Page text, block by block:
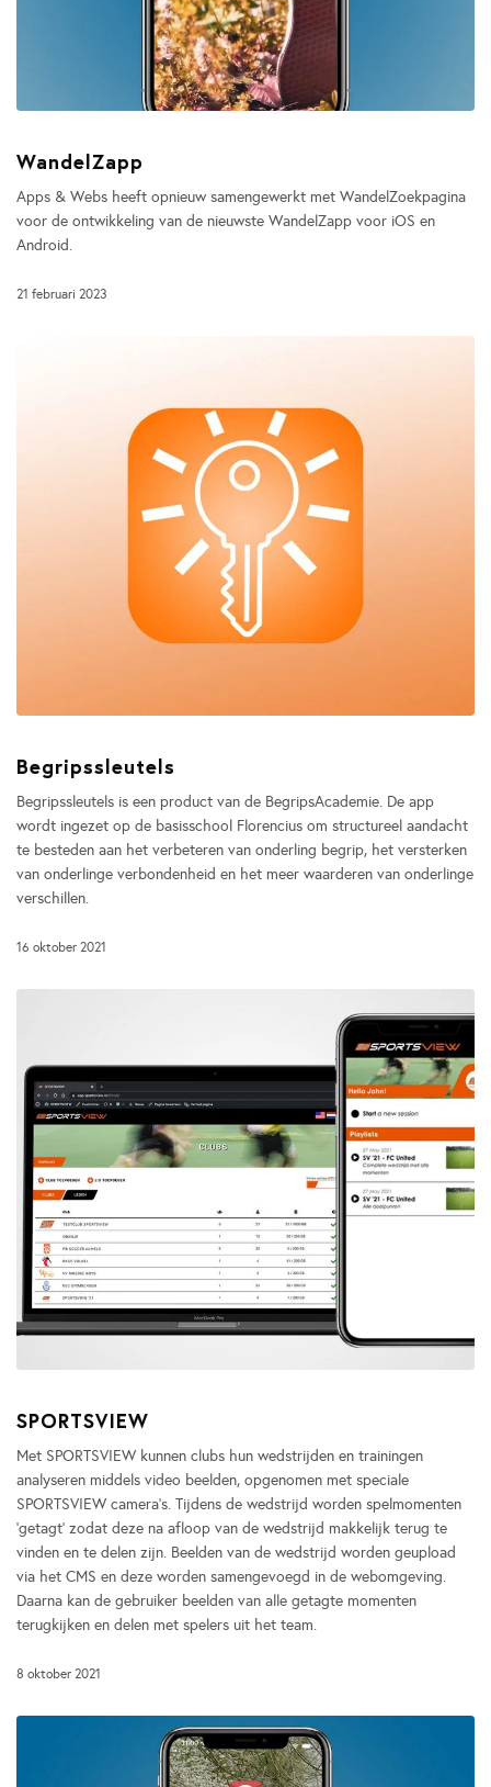
WandelZapp
Apps & Webs heeft opnieuw samengewerkt met WandelZoekpagina
voor de ontwikkeling van de nieuwste WandelZapp voor iOS en
Android.
21 februari 2023
Begripssleutels
Begripssleutels is een product van de BegripsAcademie. De app
wordt ingezet op de basisschool Florencius om structureel aandacht
te besteden aan het verbeteren van onderling begrip, het versterken
van onderlinge verbondenheid en het meer waarderen van onderlinge
verschillen.
16 oktober 2021
SPORTSVIEW
Met SPORTSVIEW kunnen clubs hun wedstrijden en trainingen
analyseren middels video beelden, opgenomen met speciale
SPORTSVIEW camera’s. Tijdens de wedstrijd worden spelmomenten
‘getagt’ zodat deze na afloop van de wedstrijd makkelijk terug te
vinden en te delen zijn. Beelden van de wedstrijd worden geupload
via het CMS en deze worden samengevoegd in de webomgeving.
Daarna kan de gebruiker beelden van alle getagte momenten
terugkijken en delen met spelers uit het team.
8 oktober 2021